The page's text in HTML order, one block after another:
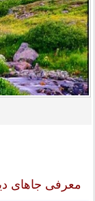
معرفی جاهای